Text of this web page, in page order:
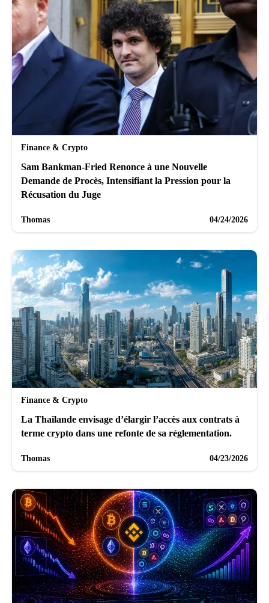
Finance & Crypto
Sam Bankman-Fried Renonce à une Nouvelle
Demande de Procès, Intensifiant la Pression pour la
Récusation du Juge
Thomas 04/24/2026
Finance & Crypto
La Thaïlande envisage d’élargir l’accès aux contrats à
terme crypto dans une refonte de sa réglementation.
Thomas 04/23/2026